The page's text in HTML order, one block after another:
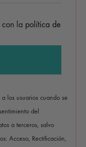
la política de
los usuarios cuando se
del
a terceros, salvo
Acceso, Rectificación,